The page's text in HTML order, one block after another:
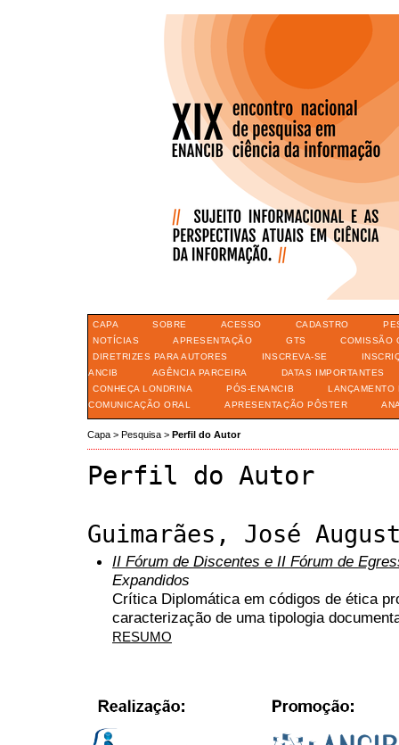
CAPA SOBRE ACESSO CADASTRO
NOTÍCIAS
APRESENTAÇÃO GTS
COMISSÃO
DIRETRIZES PARA AUTORES
INSCREVA-SE
ANCIB
AGÊNCIA PARCEIRA
DATAS IMPORTANTES
CONHEÇA LONDRINA
PÓS-ENANCIB
LANÇAMENTO
COMUNICAÇÃO ORAL
APRESENTAÇÃO PÔSTER
Capa > Pesquisa > Perfil do Autor
Perfil do Autor
Guimarães, José
II Fórum de Discentes e II Fórum de
Expandidos
Crítica Diplomática em códigos de ética
caracterização de uma tipologia
RESUMO